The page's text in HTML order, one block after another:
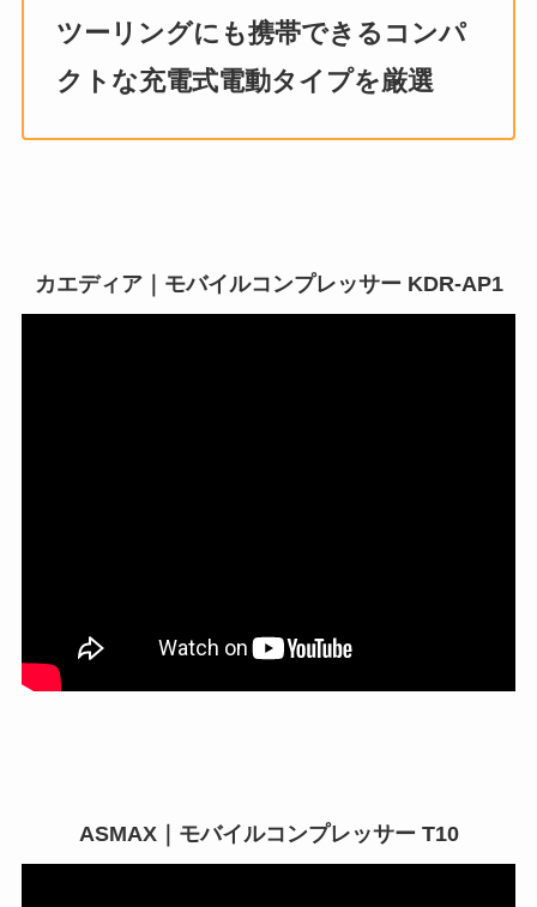
ツーリングにも携帯できるコンパ
クトな充電式電動タイプを厳選
カエディア｜モバイルコンプレッサー KDR-AP1
ASMAX｜モバイルコンプレッサー T10